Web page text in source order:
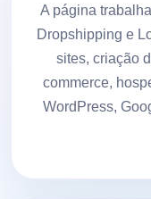
A página
Dropshipping e
sites, criação
commerce,
WordPress,